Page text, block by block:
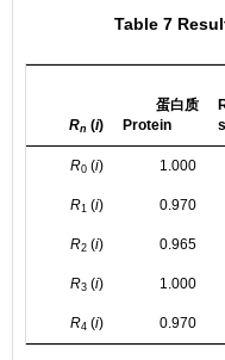
Table 7
Rn (i)
蛋白质
Protein
R0(i) 1.000
R1 (i) 0.970
R2(i) 0.965
R3(i) 1.000
R4 (i) 0.970